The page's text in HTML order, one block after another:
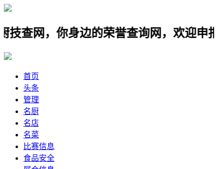
，你身边的荣誉查询网，欢迎申报餐饮
首页
头条
管理
名厨
名店
名菜
比赛信息
食品安全